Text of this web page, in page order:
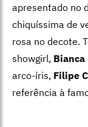
apresentado no
chiquíssima de
rosa no decote.
showgirl,
arco-íris, Filipe
referência à